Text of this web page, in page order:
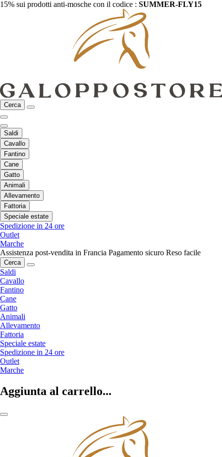
15% sui prodotti anti-mosche con il codice : SUMMER-FLY15
Cerca
Saldi
Cavallo
Fantino
Cane
Gatto
Animali
Allevamento
Fattoria
Speciale estate
Spedizione in 24 ore
Outlet
Marche
Assistenza post-vendita in Francia Pagamento sicuro Reso facile
Cerca
Saldi
Cavallo
Fantino
Cane
Gatto
Animali
Allevamento
Fattoria
Speciale estate
Spedizione in 24 ore
Outlet
Marche
Aggiunta al carrello...